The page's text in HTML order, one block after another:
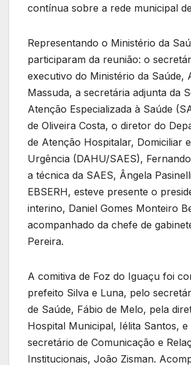
contínua sobre a rede municipal
Representando o Ministério da
participaram da reunião: o
executivo do Ministério da Saúde,
Massuda, a secretária adjunta da
Atenção Especializada à Saúde
de Oliveira Costa, o diretor do
de Atenção Hospitalar, Domiciliar
Urgência (DAHU/SAES),
a técnica da SAES, Ângela
EBSERH, esteve presente o
interino, Daniel Gomes Monteiro
acompanhado da chefe de
Pereira.
A comitiva de Foz do Iguaçu foi
prefeito Silva e Luna, pelo
de Saúde, Fábio de Melo, pela
Hospital Municipal, Iélita Santos, e
secretário de Comunicação e
Institucionais, João Zisman.